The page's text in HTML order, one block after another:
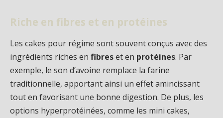
Riche en fibres et en protéines
Les cakes pour régime sont souvent conçus avec des
ingrédients riches en fibreset en protéines. Par
exemple, le son d’avoine remplace la farine
traditionnelle, apportant ainsi un effet amincissant
tout en favorisant une bonne digestion. De plus, les
options hyperprotéinées, comme les mini cakes,